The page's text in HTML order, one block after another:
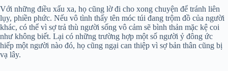
Với những điều xấu xa, họ cũng lờ đi cho xong chuyện để tránh liên
lụy, phiền phức. Nếu vô tình thấy tên móc túi đang trộm đồ của người
khác, có thể vì sợ trả thù người sống vô cảm sẽ bình thản mặc kệ coi
như không biết. Lại có những trường hợp một số người ỷ đông ức
hiếp một người nào đó, họ cũng ngại can thiệp vì sợ bản thân cũng bị
vạ lây.